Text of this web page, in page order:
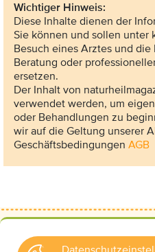
Wichtiger Hinweis:
Diese Inhalte dienen der
Sie können und sollen unter
Besuch eines Arztes und
Beratung oder
ersetzen.
Der Inhalt von
verwendet werden, um
oder Behandlungen zu
wir auf die Geltung unserer
Geschäftsbedingungen AGB